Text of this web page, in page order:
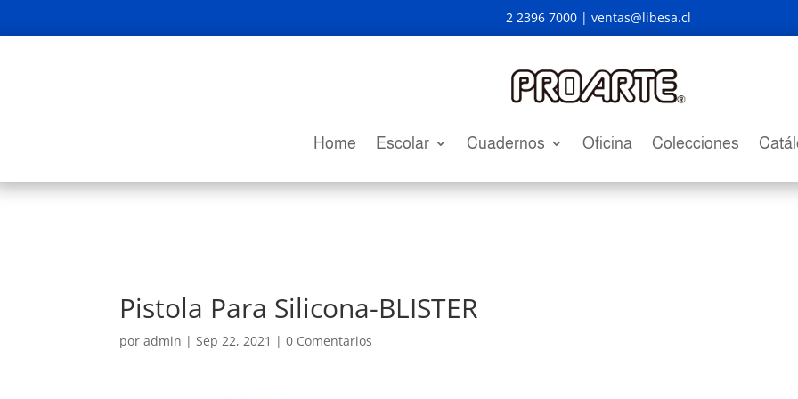
2 2396 7000 | ventas@libesa.cl
Home Escolar Cuadernos Oficina Colecciones
Pistola Para Silicona-BLISTER
poradmin | Sep 22, 2021 |0 Comentarios